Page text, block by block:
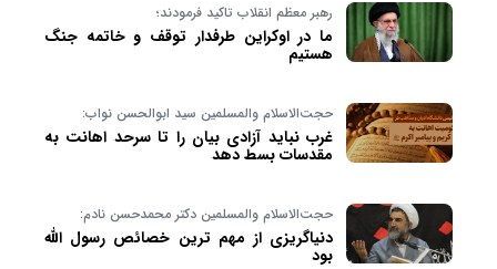
رهبر معظم انقلاب تاکید فرمودند؛
ما در اوکراین طرفدار توقف و خاتمه جنگ
هستیم
حجت‌الاسلام والمسلمین سید ابوالحسن نواب:
غرب نباید آزادی بیان را تا سرحد اهانت به
مقدسات بسط دهد
حجت‌الاسلام والمسلمین دکتر محمدحسن نادم:
دنیاگریزی از مهم ترین خصائص رسول الله
بود